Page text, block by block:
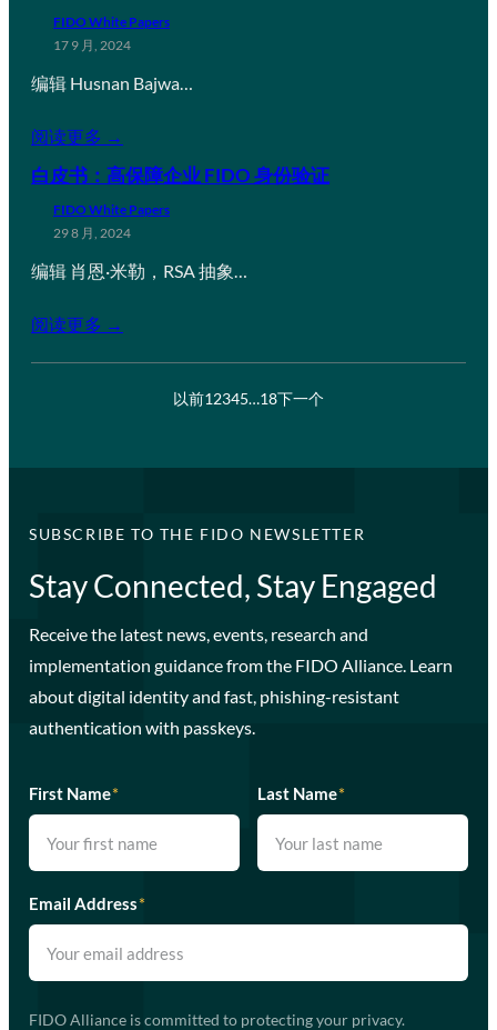
FIDO White Papers
17 9 月, 2024
编辑 Husnan Bajwa…
阅读更多 →
白皮书：高保障企业 FIDO 身份验证
FIDO White Papers
29 8 月, 2024
编辑 肖恩·米勒，RSA 抽象…
阅读更多 →
以前12345…18下一个
SUBSCRIBE TO THE FIDO NEWSLETTER
Stay Connected, Stay Engaged
Receive the latest news, events, research and
implementation guidance from the FIDO Alliance. Learn
about digital identity and fast, phishing-resistant
authentication with passkeys.
First Name* Last Name*
Email Address*
FIDO Alliance is committed to protecting your privacy.